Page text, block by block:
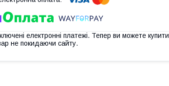
електронні платежі. Тепер ви можете купити
не покидаючи сайту.